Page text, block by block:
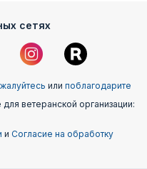
сетях
или поблагодарите
ветеранской организации:
и Согласие на обработку